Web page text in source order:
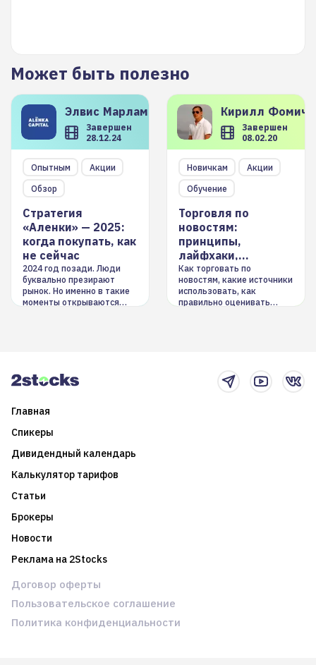
Может быть полезно
Элвис Марламов
Завершен
28.12.24
Опытным
Акции
Обзор
Стратегия
«Аленки» — 2025:
когда покупать, как
не сейчас
2024 год позади. Люди
буквально презирают
рынок. Но именно в такие
моменты открываются
Кирилл
Завершен
08.02.20
Новичкам
Акции
Обучение
Торговля по
новостям:
принципы,
лайфхаки,
инструменты
Как торговать по
новостям, какие источники
использовать, как
правильно оценивать
Главная
Спикеры
Дивидендный календарь
Калькулятор тарифов
Статьи
Брокеры
Новости
Реклама на 2Stocks
Договор оферты
Пользовательское соглашение
Политика конфиденциальности